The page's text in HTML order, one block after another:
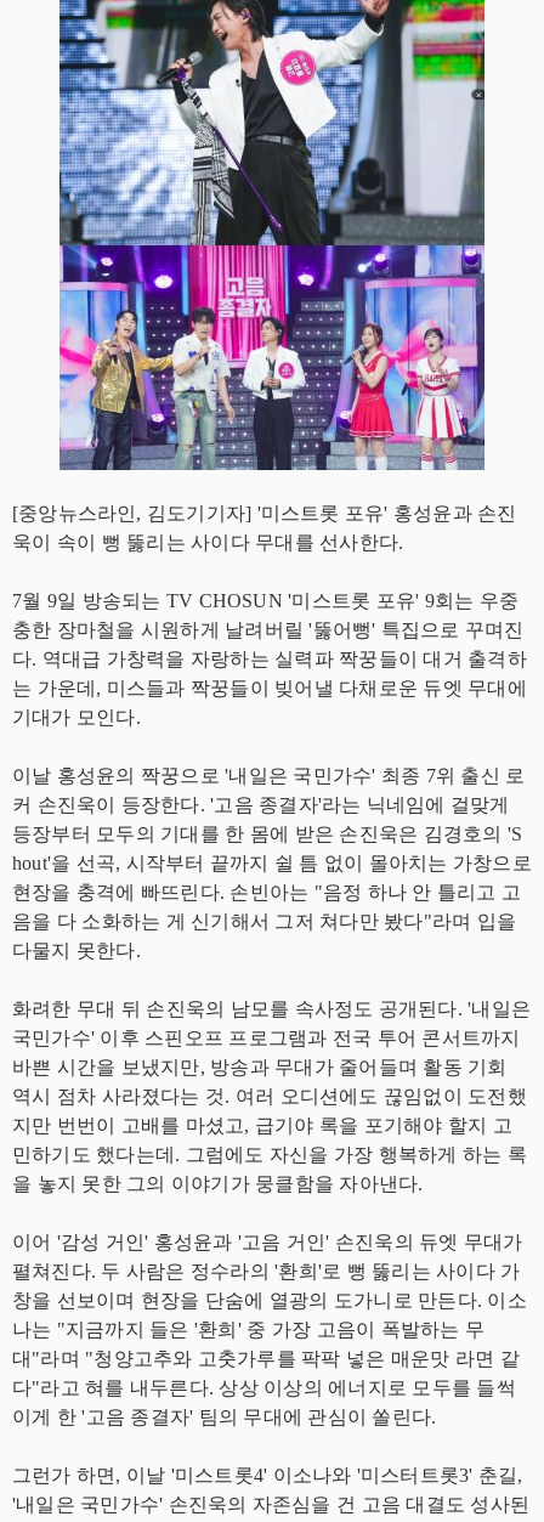
[중앙뉴스라인, 김도기기자] '미스트롯 포유' 홍성윤과 손진
욱이 속이 뻥 뚫리는 사이다 무대를 선사한다.
7월 9일 방송되는 TV CHOSUN '미스트롯 포유' 9회는 우중
충한 장마철을 시원하게 날려버릴 '뚫어뻥' 특집으로 꾸며진
다. 역대급 가창력을 자랑하는 실력파 짝꿍들이 대거 출격하
는 가운데, 미스들과 짝꿍들이 빚어낼 다채로운 듀엣 무대에
기대가 모인다.
이날 홍성윤의 짝꿍으로 '내일은 국민가수' 최종 7위 출신 로
커 손진욱이 등장한다. '고음 종결자'라는 닉네임에 걸맞게
등장부터 모두의 기대를 한 몸에 받은 손진욱은 김경호의 'S
hout'을 선곡, 시작부터 끝까지 쉴 틈 없이 몰아치는 가창으로
현장을 충격에 빠뜨린다. 손빈아는 "음정 하나 안 틀리고 고
음을 다 소화하는 게 신기해서 그저 쳐다만 봤다"라며 입을
다물지 못한다.
화려한 무대 뒤 손진욱의 남모를 속사정도 공개된다. '내일은
국민가수' 이후 스핀오프 프로그램과 전국 투어 콘서트까지
바쁜 시간을 보냈지만, 방송과 무대가 줄어들며 활동 기회
역시 점차 사라졌다는 것. 여러 오디션에도 끊임없이 도전했
지만 번번이 고배를 마셨고, 급기야 록을 포기해야 할지 고
민하기도 했다는데. 그럼에도 자신을 가장 행복하게 하는 록
을 놓지 못한 그의 이야기가 뭉클함을 자아낸다.
이어 '감성 거인' 홍성윤과 '고음 거인' 손진욱의 듀엣 무대가
펼쳐진다. 두 사람은 정수라의 '환희'로 뻥 뚫리는 사이다 가
창을 선보이며 현장을 단숨에 열광의 도가니로 만든다. 이소
나는 "지금까지 들은 '환희' 중 가장 고음이 폭발하는 무
대"라며 "청양고추와 고춧가루를 팍팍 넣은 매운맛 라면 같
다"라고 혀를 내두른다. 상상 이상의 에너지로 모두를 들썩
이게 한 '고음 종결자' 팀의 무대에 관심이 쏠린다.
그런가 하면, 이날 '미스트롯4' 이소나와 '미스터트롯3' 춘길,
'내일은 국민가수' 손진욱의 자존심을 건 고음 대결도 성사된